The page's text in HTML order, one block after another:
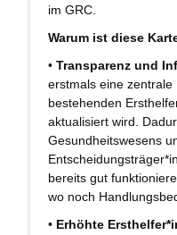
im GRC.
Warum ist diese
• Transparenz und
erstmals eine
bestehenden
aktualisiert wird.
Gesundheitswesens
bereits gut
wo noch
• Erhöhte